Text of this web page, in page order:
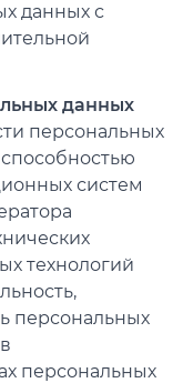
данных с
данных
персональных
систем
технологий
персональных
персональных